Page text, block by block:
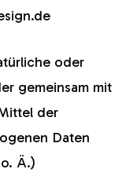
oder
gemeinsam mit
der
Daten
Ä.)